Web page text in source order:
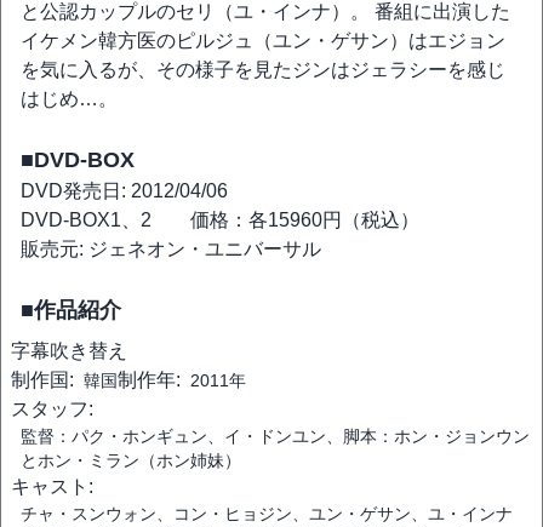
と公認カップルのセリ（ユ・インナ）。 番組に出演した
イケメン韓方医のピルジュ（ユン・ゲサン）はエジョン
を気に入るが、その様子を見たジンはジェラシーを感じ
はじめ…。
■DVD-BOX
DVD発売日: 2012/04/06
DVD-BOX1、2 価格：各15960円（税込）
販売元: ジェネオン・ユニバーサル
■作品紹介
字幕吹き替え
制作国: 韓国制作年: 2011年
スタッフ:
監督：パク・ホンギュン、イ・ドンユン、脚本：ホン・ジョンウン
とホン・ミラン（ホン姉妹）
キャスト:
チャ・スンウォン、コン・ヒョジン、ユン・ゲサン、ユ・インナ